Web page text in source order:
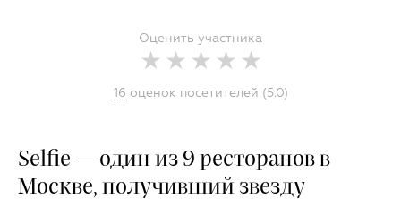
Оценить участника
16 оценок посетителей (5.0)
Selfie — один из 9 ресторанов в
Москве, получивший звезду